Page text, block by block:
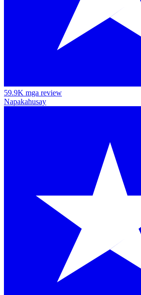
59.9K mga review
Napakahusay